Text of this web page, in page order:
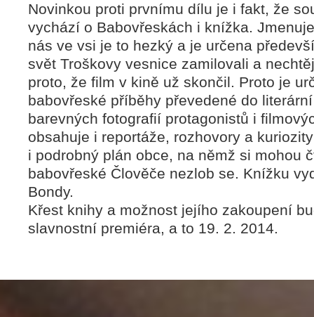
Novinkou proti prvnímu dílu je i fakt, že
vychází o Babovřeskách i knížka.
nás ve vsi je to hezký a je určena
svět Troškovy vesnice zamilovali a
proto, že film v kině už skončil. Proto je
babovřeské příběhy převedené do
barevných fotografií protagonistů i
obsahuje i reportáže, rozhovory a
i podrobný plán obce, na němž si mohou
babovřeské Člověče nezlob se. Knížku
Bondy.
Křest knihy a možnost jejího zakoupení
slavnostní premiéra, a to 19. 2. 2014.